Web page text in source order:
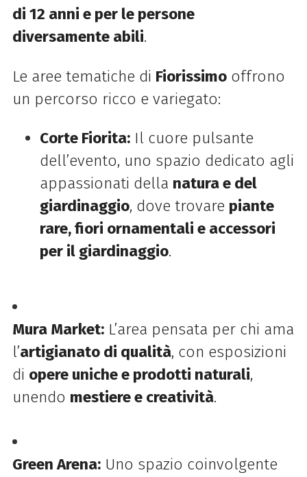
di 12 anni e per le persone
diversamente abili.
Le aree tematiche di Fiorissimooffrono
un percorso ricco e variegato:
Corte Fiorita:Il cuore pulsante
dell’evento, uno spazio dedicato agli
appassionati della natura e del
giardinaggio, dove trovare piante
rare, fiori ornamentali e accessori
per il giardinaggio.
Mura Market:L’area pensata per chi ama
l’artigianato di qualità, con esposizioni
di opere uniche e prodotti naturali,
unendo mestiere e creatività.
Green Arena:Uno spazio coinvolgente